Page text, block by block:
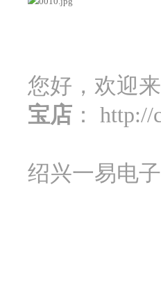
您好，欢迎
宝店 ： http://
绍兴一易电